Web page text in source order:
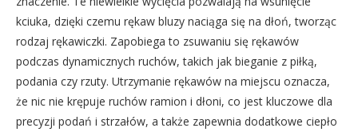
kciuka, dzięki czemu rękaw bluzy naciąga się na dłoń, tworząc
rodzaj rękawiczki. Zapobiega to zsuwaniu się rękawów
podczas dynamicznych ruchów, takich jak bieganie z piłką,
podania czy rzuty. Utrzymanie rękawów na miejscu oznacza,
że nic nie krępuje ruchów ramion i dłoni, co jest kluczowe dla
precyzji podań i strzałów, a także zapewnia dodatkowe ciepło